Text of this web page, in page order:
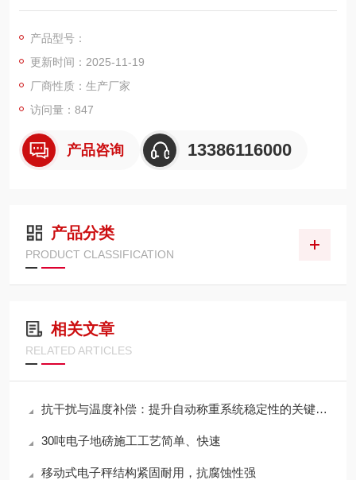
秤盘材质：304号不锈钢,经抛光、拉丝处理制作
称量：30kg --1000kg。
显示方式：LED/LCD
准 确 度：符合JJG539-97中三级要求
使用电源：AC187～242V；49～51Hz；DC6V； 4AH（内置免
使用温度、湿度：0～40℃；≤90%RH 储运温度：-20～
产品型号：
更新时间：2025-11-19
厂商性质：生产厂家
访问量：847
产品咨询 13386116000
产品分类
PRODUCT CLASSIFICATION
相关文章
RELATED ARTICLES
抗干扰与温度补偿：提升自动称重系统稳定性的关键技术
30吨电子地磅施工工艺简单、快速
移动式电子秤结构紧固耐用，抗腐蚀性强